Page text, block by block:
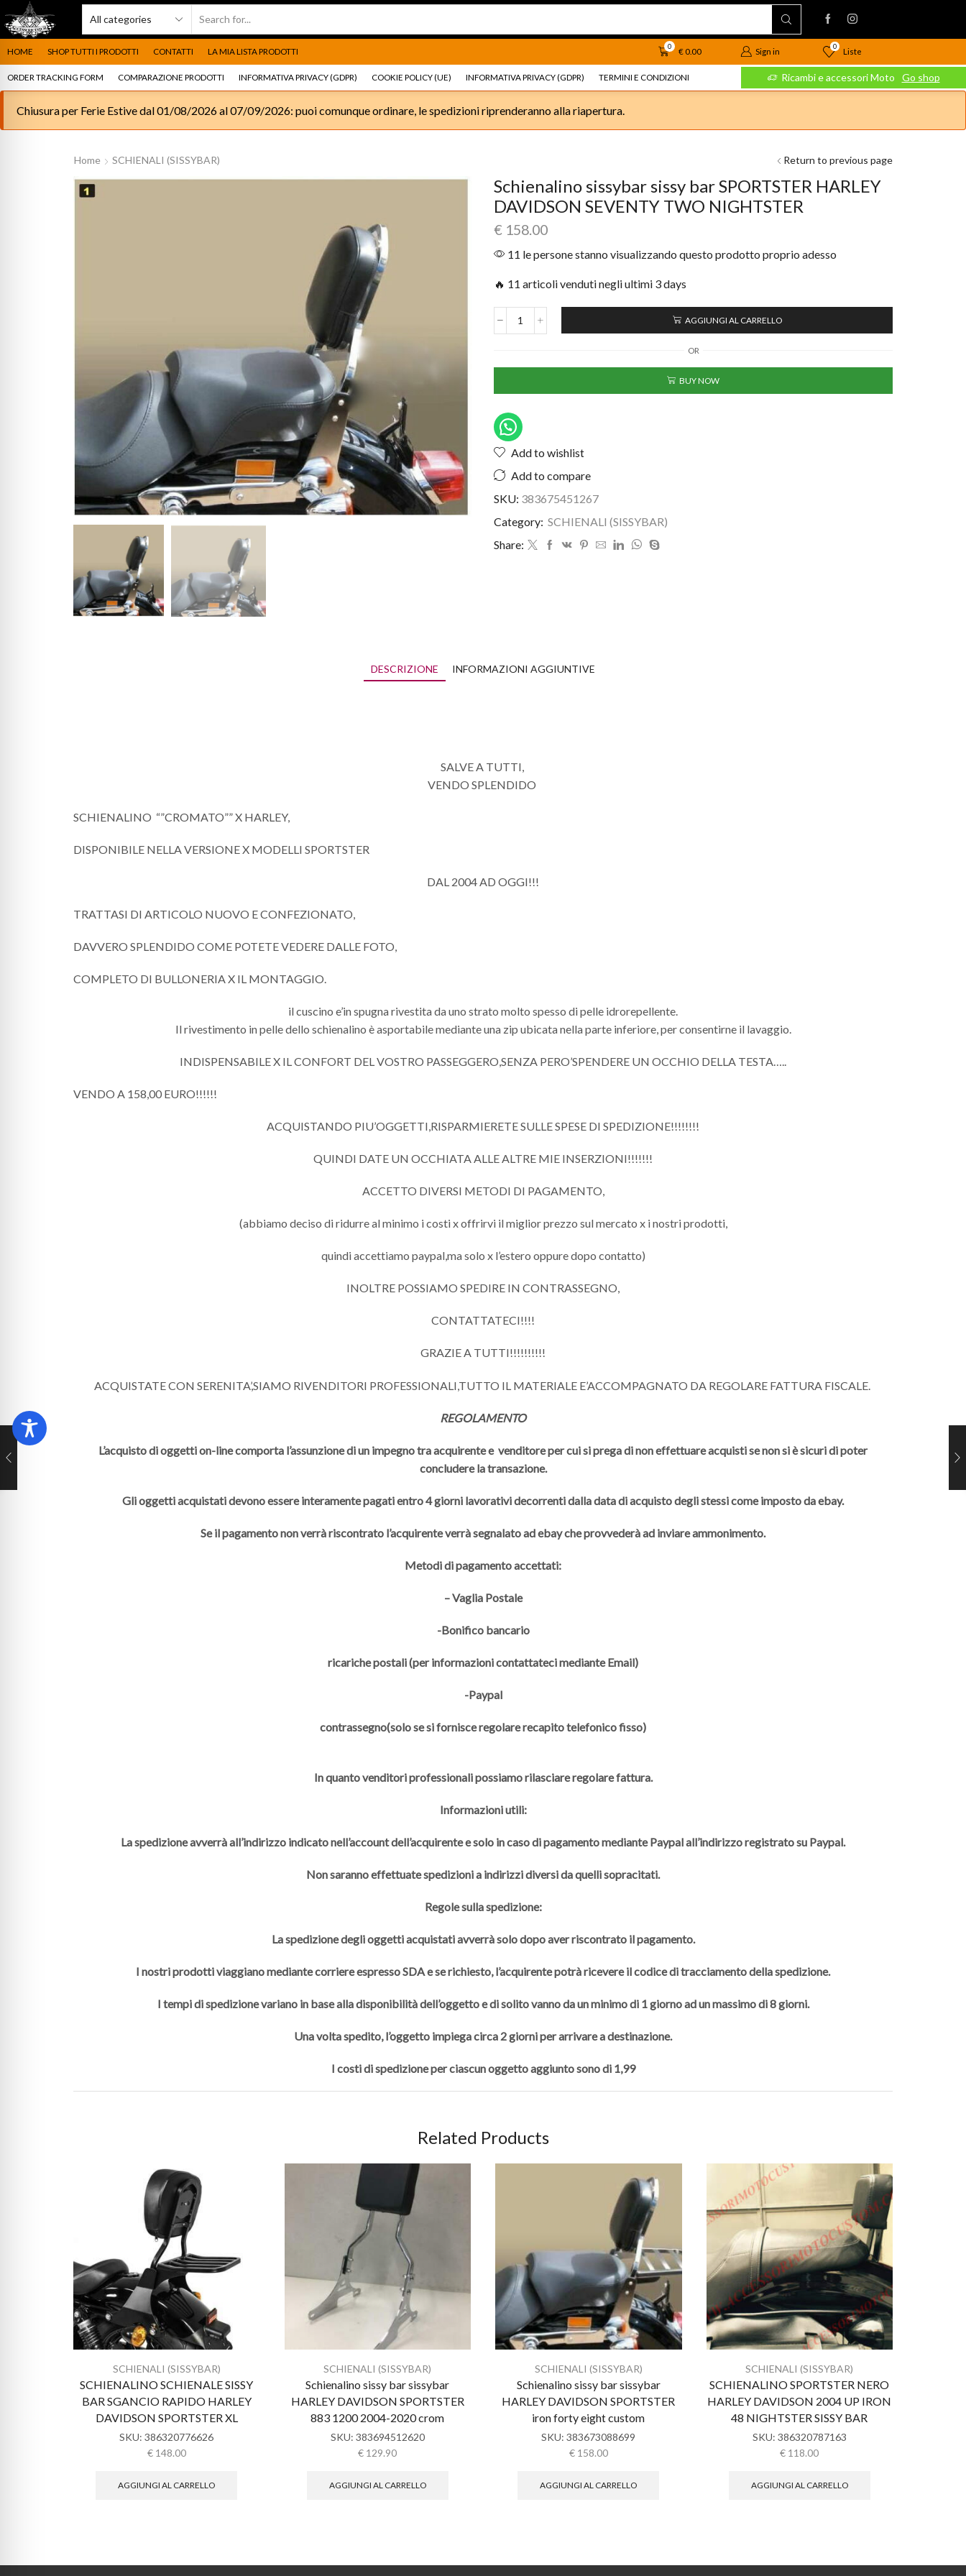
HOME SHOP TUTTI I PRODOTTI CONTATTI LA MIA LISTA PRODOTTI
0
€0.00 Sign in
0
Liste
ORDER TRACKING FORM COMPARAZIONE PRODOTTI INFORMATIVA PRIVACY (GDPR) COOKIE POLICY (UE) INFORMATIVA PRIVACY (GDPR) TERMINI E CONDIZIONI
Ricambi e accessori Moto Go shop Ricambi e accessori Moto Go shop Ricambi e accessori Moto Go shop
Chiusura per Ferie Estive dal 01/08/2026 al 07/09/2026: puoi comunque ordinare, le spedizioni riprenderanno alla riapertura.
Home SCHIENALI (SISSYBAR) Return to previous page
Schienalino sissybar sissy bar SPORTSTER HARLEY
DAVIDSON SEVENTY TWO NIGHTSTER
€ 158.00
11 le persone stanno visualizzando questo prodotto proprio adesso
🔥 11 articoli venduti negli ultimi 3 days
AGGIUNGI AL CARRELLO
OR
BUY NOW
Add to wishlist
Add to compare
SKU: 383675451267
Category: SCHIENALI (SISSYBAR)
Share:
DESCRIZIONE INFORMAZIONI AGGIUNTIVE
SALVE A TUTTI,
VENDO SPLENDIDO
SCHIENALINO “”CROMATO”” X HARLEY,
DISPONIBILE NELLA VERSIONE X MODELLI SPORTSTER
DAL 2004 AD OGGI!!!
TRATTASI DI ARTICOLO NUOVO E CONFEZIONATO,
DAVVERO SPLENDIDO COME POTETE VEDERE DALLE FOTO,
COMPLETO DI BULLONERIA X IL MONTAGGIO.
il cuscino e’in spugna rivestita da uno strato molto spesso di pelle idrorepellente.
Il rivestimento in pelle dello schienalino è asportabile mediante una zip ubicata nella parte inferiore, per consentirne il lavaggio.
INDISPENSABILE X IL CONFORT DEL VOSTRO PASSEGGERO,SENZA PERO’SPENDERE UN OCCHIO DELLA TESTA…..
VENDO A 158,00 EURO!!!!!!
ACQUISTANDO PIU’OGGETTI,RISPARMIERETE SULLE SPESE DI SPEDIZIONE!!!!!!!!
QUINDI DATE UN OCCHIATA ALLE ALTRE MIE INSERZIONI!!!!!!!
ACCETTO DIVERSI METODI DI PAGAMENTO,
(abbiamo deciso di ridurre al minimo i costi x offrirvi il miglior prezzo sul mercato x i nostri prodotti,
quindi accettiamo paypal,ma solo x l’estero oppure dopo contatto)
INOLTRE POSSIAMO SPEDIRE IN CONTRASSEGNO,
CONTATTATECI!!!!
GRAZIE A TUTTI!!!!!!!!!!
ACQUISTATE CON SERENITA’,SIAMO RIVENDITORI PROFESSIONALI,TUTTO IL MATERIALE E’ACCOMPAGNATO DA REGOLARE FATTURA FISCALE.
REGOLAMENTO
L’acquisto di oggetti on-line comporta l’assunzione di un impegno tra acquirente e venditore per cui si prega di non effettuare acquisti se non si è sicuri di poter
concludere la transazione.
Gli oggetti acquistati devono essere interamente pagati entro 4 giorni lavorativi decorrenti dalla data di acquisto degli stessi come imposto da ebay.
Se il pagamento non verrà riscontrato l’acquirente verrà segnalato ad ebay che provvederà ad inviare ammonimento.
Metodi di pagamento accettati:
– Vaglia Postale
-Bonifico bancario
ricariche postali (per informazioni contattateci mediante Email)
-Paypal
contrassegno(solo se si fornisce regolare recapito telefonico fisso)
In quanto venditori professionali possiamo rilasciare regolare fattura.
Informazioni utili:
La spedizione avverrà all’indirizzo indicato nell’account dell’acquirente e solo in caso di pagamento mediante Paypal all’indirizzo registrato su Paypal.
Non saranno effettuate spedizioni a indirizzi diversi da quelli sopracitati.
Regole sulla spedizione:
La spedizione degli oggetti acquistati avverrà solo dopo aver riscontrato il pagamento.
I nostri prodotti viaggiano mediante corriere espresso SDA e se richiesto, l’acquirente potrà ricevere il codice di tracciamento della spedizione.
I tempi di spedizione variano in base alla disponibilità dell’oggetto e di solito vanno da un minimo di 1 giorno ad un massimo di 8 giorni.
Una volta spedito, l’oggetto impiega circa 2 giorni per arrivare a destinazione.
I costi di spedizione per ciascun oggetto aggiunto sono di 1,99
Related Products
SCHIENALI (SISSYBAR)
SCHIENALINO SCHIENALE SISSY
BAR SGANCIO RAPIDO HARLEY
DAVIDSON SPORTSTER XL
SKU:386320776626
€148.00
AGGIUNGI AL CARRELLO
SCHIENALI (SISSYBAR)
Schienalino sissy bar sissybar
HARLEY DAVIDSON SPORTSTER
883 1200 2004-2020 crom
SKU: 383694512620
€ 129.90
AGGIUNGI AL CARRELLO
SCHIENALI (SISSYBAR)
Schienalino sissy bar sissybar
HARLEY DAVIDSON SPORTSTER
iron forty eight custom
SKU:383673088699
€158.00
AGGIUNGI AL CARRELLO
SCHIENALI (SISSYBAR)
SCHIENALINO SPORTSTER NERO
HARLEY DAVIDSON 2004 UP IRON
48 NIGHTSTER SISSY BAR
SKU: 386320787163
€ 118.00
AGGIUNGI AL CARRELLO